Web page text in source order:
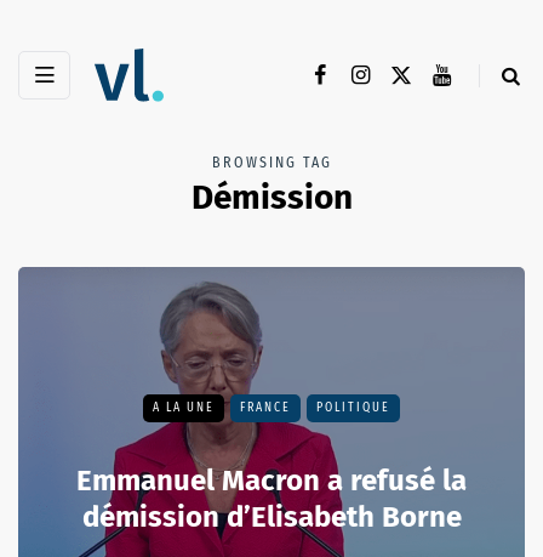
BROWSING TAG
Démission
A LA UNE FRANCE POLITIQUE
Emmanuel Macron a refusé la
démission d’Elisabeth Borne